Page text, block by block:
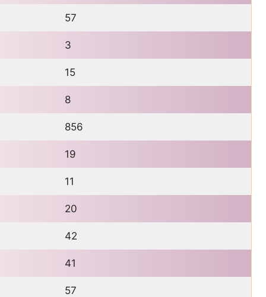
57
3
15
8
856
19
11
20
42
41
57